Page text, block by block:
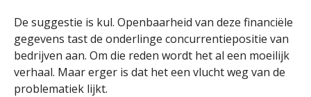
De suggestie is kul. Openbaarheid van deze financiële
gegevens tast de onderlinge concurrentiepositie van
bedrijven aan. Om die reden wordt het al een moeilijk
verhaal. Maar erger is dat het een vlucht weg van de
problematiek lijkt.